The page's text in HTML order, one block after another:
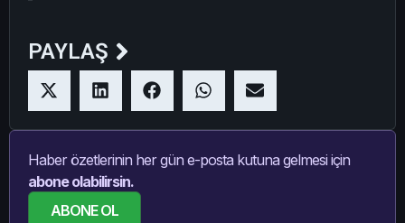
PAYLAŞ
Haber özetlerinin her gün e-posta kutuna gelmesi için
abone olabilirsin.
ABONE OL